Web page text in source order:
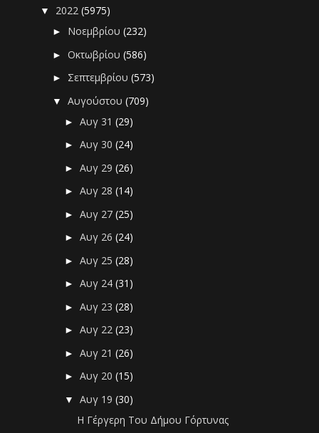
▼ 2022(5975)
► Νοεμβρίου(232)
►Οκτωβρίου(586)
► Σεπτεμβρίου(573)
▼Αυγούστου(709)
►Αυγ 31(29)
►Αυγ 30(24)
►Αυγ 29(26)
►Αυγ 28(14)
►Αυγ 27(25)
►Αυγ 26(24)
►Αυγ 25(28)
►Αυγ 24(31)
►Αυγ 23(28)
►Αυγ 22(23)
►Αυγ 21(26)
►Αυγ 20(15)
▼Αυγ 19(30)
Η Γέργερη Του Δήμου Γόρτυνας